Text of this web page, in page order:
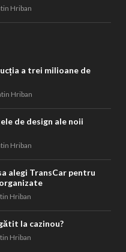
Hriban
a trei milioane de
Hriban
de design ale noii
Hriban
alegi TransCar pentru
Hriban
la cazinou?
Hriban